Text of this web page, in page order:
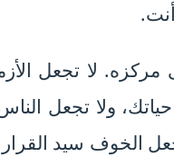
لا تجعل
ولا تجعل
الخوف سيد